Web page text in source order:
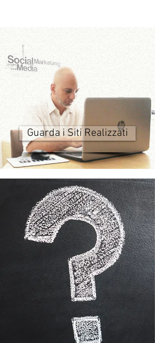
Guarda i Siti Realizzati